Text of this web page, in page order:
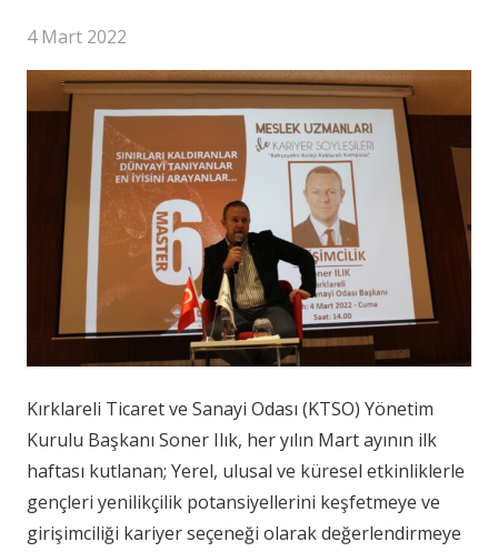
4 Mart 2022
Kırklareli Ticaret ve Sanayi Odası (KTSO) Yönetim
Kurulu Başkanı Soner Ilık, her yılın Mart ayının ilk
haftası kutlanan; Yerel, ulusal ve küresel etkinliklerle
gençleri yenilikçilik potansiyellerini keşfetmeye ve
girişimciliği kariyer seçeneği olarak değerlendirmeye